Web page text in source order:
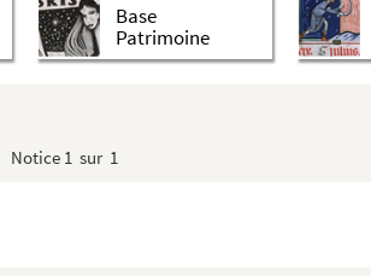
Base
Patrimoine
Notice 1 sur 1